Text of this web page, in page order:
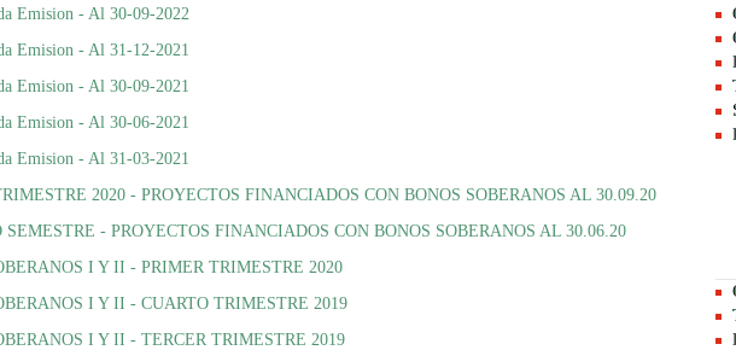
Emision - Al 30-09-2022
Emision - Al 31-12-2021
Emision - Al 30-09-2021
Emision - Al 30-06-2021
Emision - Al 31-03-2021
2020 - PROYECTOS FINANCIADOS CON BONOS SOBERANOS AL 30.09.20
- PROYECTOS FINANCIADOS CON BONOS SOBERANOS AL 30.06.20
I Y II - PRIMER TRIMESTRE 2020
I Y II - CUARTO TRIMESTRE 2019
I Y II - TERCER TRIMESTRE 2019